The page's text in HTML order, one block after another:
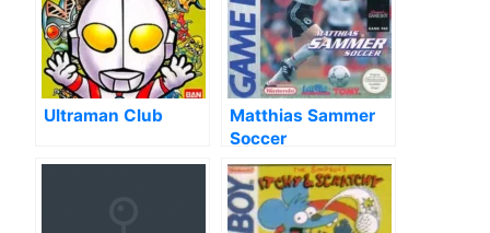
Ultraman Club
Matthias Sammer
Soccer